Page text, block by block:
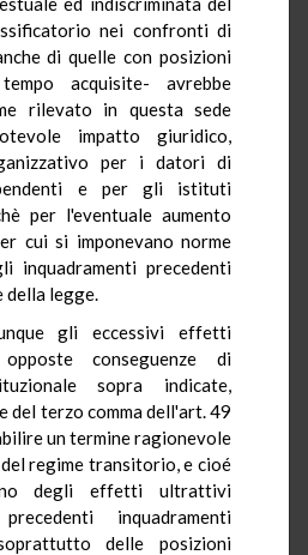
nei confronti di
di quelle con posizioni
acquisite- avrebbe
rilevato in questa sede
impatto giuridico,
per i datori di
e per gli istituti
per l'eventuale aumento
cui si imponevano norme
inquadramenti precedenti
legge.
gli eccessivi effetti
conseguenze di
sopra indicate,
del terzo comma dell'art. 49
un termine ragionevole
regime transitorio, e cioé
degli effetti ultrattivi
inquadramenti
delle posizioni